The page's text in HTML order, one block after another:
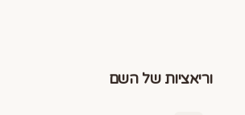
וריאציות של השם